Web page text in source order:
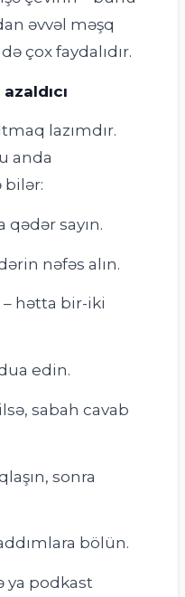
əvvəl məşq
çox faydalıdır.
lazımdır.
anda
bilər:
qədər sayın.
nəfəs alın.
– hətta bir-iki
edin.
sabah cavab
sonra
bölün.
ya podkast